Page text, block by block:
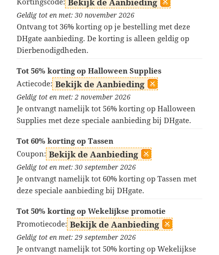
Bekijk de Aanbieding
Geldig tot en met: 30 november 2026
Ontvang tot 36% korting op je bestelling met deze
DHgate aanbieding. De korting is alleen geldig op
Dierbenodigdheden.
Tot 56% korting op Halloween Supplies
Actiecode: Bekijk de Aanbieding
Geldig tot en met: 2 november 2026
Je ontvangt namelijk tot 56% korting op Halloween
Supplies met deze speciale aanbieding bij DHgate.
Tot 60% korting op Tassen
Coupon: Bekijk de Aanbieding
Geldig tot en met: 30 september 2026
Je ontvangt namelijk tot 60% korting op Tassen met
deze speciale aanbieding bij DHgate.
Tot 50% korting op Wekelijkse promotie
Promotiecode: Bekijk de Aanbieding
Geldig tot en met: 29 september 2026
Je ontvangt namelijk tot 50% korting op Wekelijkse